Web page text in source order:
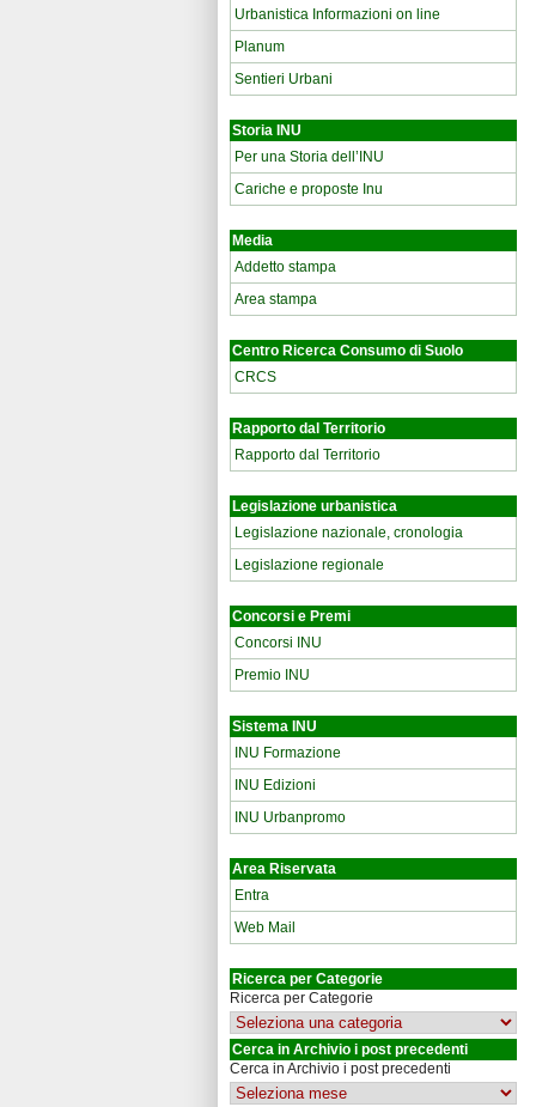
Urbanistica Informazioni on line
Planum
Sentieri Urbani
Storia INU
Per una Storia dell’INU
Cariche e proposte Inu
Media
Addetto stampa
Area stampa
Centro Ricerca Consumo di Suolo
CRCS
Rapporto dal Territorio
Rapporto dal Territorio
Legislazione urbanistica
Legislazione nazionale, cronologia
Legislazione regionale
Concorsi e Premi
Concorsi INU
Premio INU
Sistema INU
INU Formazione
INU Edizioni
INU Urbanpromo
Area Riservata
Entra
Web Mail
Ricerca per Categorie
Ricerca per Categorie
Cerca in Archivio i post precedenti
Cerca in Archivio i post precedenti